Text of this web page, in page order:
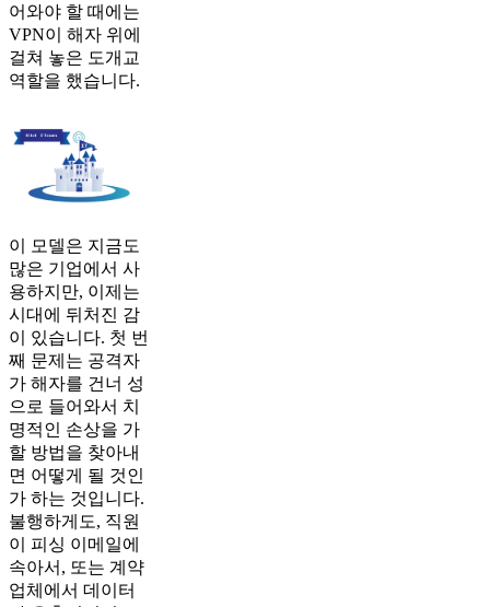
어와야 할 때에는
VPN이 해자 위에
걸쳐 놓은 도개교
역할을 했습니다.
이 모델은 지금도
많은 기업에서 사
용하지만, 이제는
시대에 뒤처진 감
이 있습니다. 첫 번
째 문제는 공격자
가 해자를 건너 성
으로 들어와서 치
명적인 손상을 가
할 방법을 찾아내
면 어떻게 될 것인
가 하는 것입니다.
불행하게도, 직원
이 피싱 이메일에
속아서, 또는 계약
업체에서 데이터